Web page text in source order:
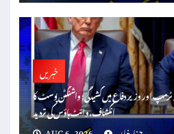
خبریں
ٹرمپ اور وزیر دفاع میں کشیدگی: واشنگٹن پوسٹ کا
انکشاف، وائٹ ہاؤس کی تردید